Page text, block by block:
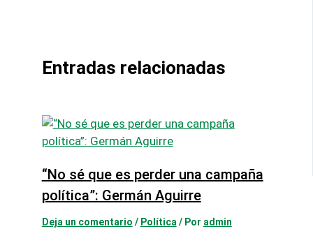
Entradas relacionadas
“No sé que es perder una campaña
política”: Germán Aguirre
Deja un comentario / Política / Por admin